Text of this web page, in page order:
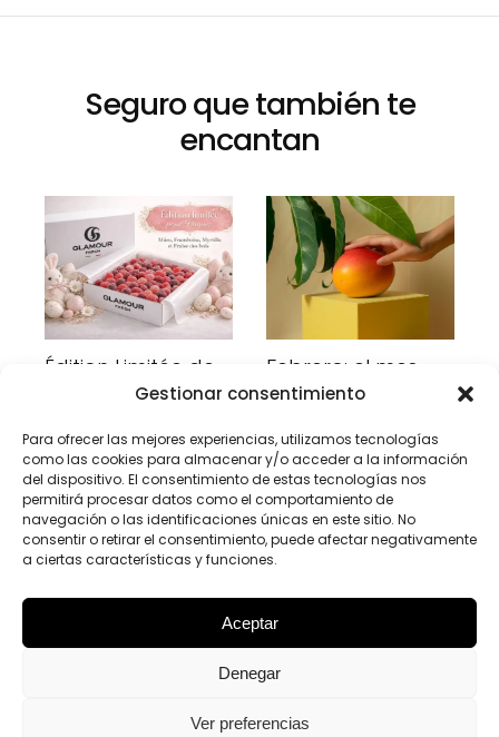
Gestionar consentimiento
Para ofrecer las mejores experiencias, utilizamos tecnologías
como las cookies para almacenar y/o acceder a la información
del dispositivo. El consentimiento de estas tecnologías nos
permitirá procesar datos como el comportamiento de
navegación o las identificaciones únicas en este sitio. No
consentir o retirar el consentimiento, puede afectar negativamente
a ciertas características y funciones.
Aceptar
Denegar
Ver preferencias
Seguro que también te
encantan
Édition Limitée de
fruits naturels
Glamour Fresh
3 de marzo, 2026
Febrero: el mes
perfecto para
fruta
16 de febrero, 2026
Política de CSA|Política de Cookies